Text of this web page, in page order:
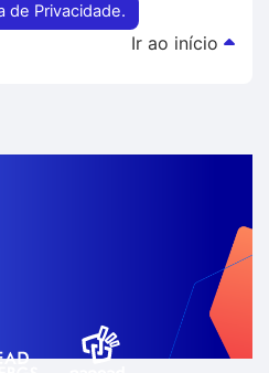
de Privacidade.
Ir ao início